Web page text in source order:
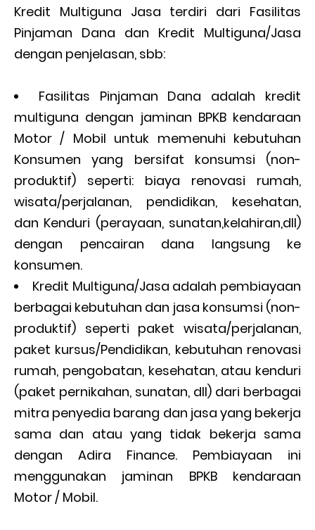
Kredit Multiguna Jasa terdiri dari Fasilitas
Pinjaman Dana dan Kredit Multiguna/Jasa
dengan penjelasan, sbb:
Fasilitas Pinjaman Dana adalah kredit
multiguna dengan jaminan BPKB kendaraan
Motor / Mobil untuk memenuhi kebutuhan
Konsumen yang bersifat konsumsi (non-
produktif) seperti: biaya renovasi rumah,
wisata/perjalanan, pendidikan, kesehatan,
dan Kenduri (perayaan, sunatan,kelahiran,dll)
dengan pencairan dana langsung ke
konsumen.
Kredit Multiguna/Jasa adalah pembiayaan
berbagai kebutuhan dan jasa konsumsi (non-
produktif) seperti paket wisata/perjalanan,
paket kursus/Pendidikan, kebutuhan renovasi
rumah, pengobatan, kesehatan, atau kenduri
(paket pernikahan, sunatan, dll) dari berbagai
mitra penyedia barang dan jasa yang bekerja
sama dan atau yang tidak bekerja sama
dengan Adira Finance. Pembiayaan ini
menggunakan jaminan BPKB kendaraan
Motor / Mobil.